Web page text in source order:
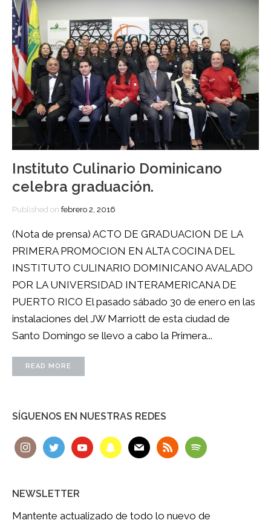
Instituto Culinario Dominicano
celebra graduación.
Published on febrero 2, 2016
(Nota de prensa) ACTO DE GRADUACION DE LA
PRIMERA PROMOCION EN ALTA COCINA DEL
INSTITUTO CULINARIO DOMINICANO AVALADO
POR LA UNIVERSIDAD INTERAMERICANA DE
PUERTO RICO El pasado sábado 30 de enero en las
instalaciones del JW Marriott de esta ciudad de
Santo Domingo se llevo a cabo la Primera...
READ MORE
SÍGUENOS EN NUESTRAS REDES
NEWSLETTER
Mantente actualizado de todo lo nuevo de